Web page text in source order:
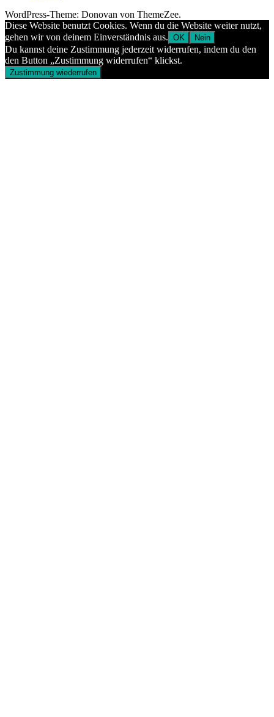
WordPress-Theme: Donovan von ThemeZee.
Diese Website benutzt Cookies. Wenn du die Website weiter nutzt,
gehen wir von deinem Einverständnis aus. OK Nein
Du kannst deine Zustimmung jederzeit widerrufen, indem du den
den Button „Zustimmung widerrufen“ klickst.
Zustimmung wiederrufen